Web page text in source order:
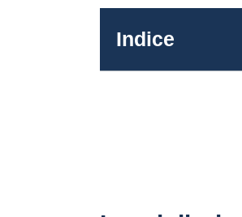
Indice